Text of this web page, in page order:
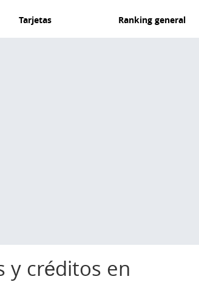
Tarjetas Ranking general
y créditos en